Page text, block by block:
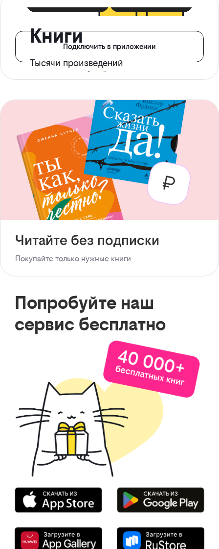
Книги
Тысячи произведений
с доступом офлайн
Подключить в приложении
Читайте без подписки
Покупайте только нужные книги
Попробуйте наш
сервис бесплатно